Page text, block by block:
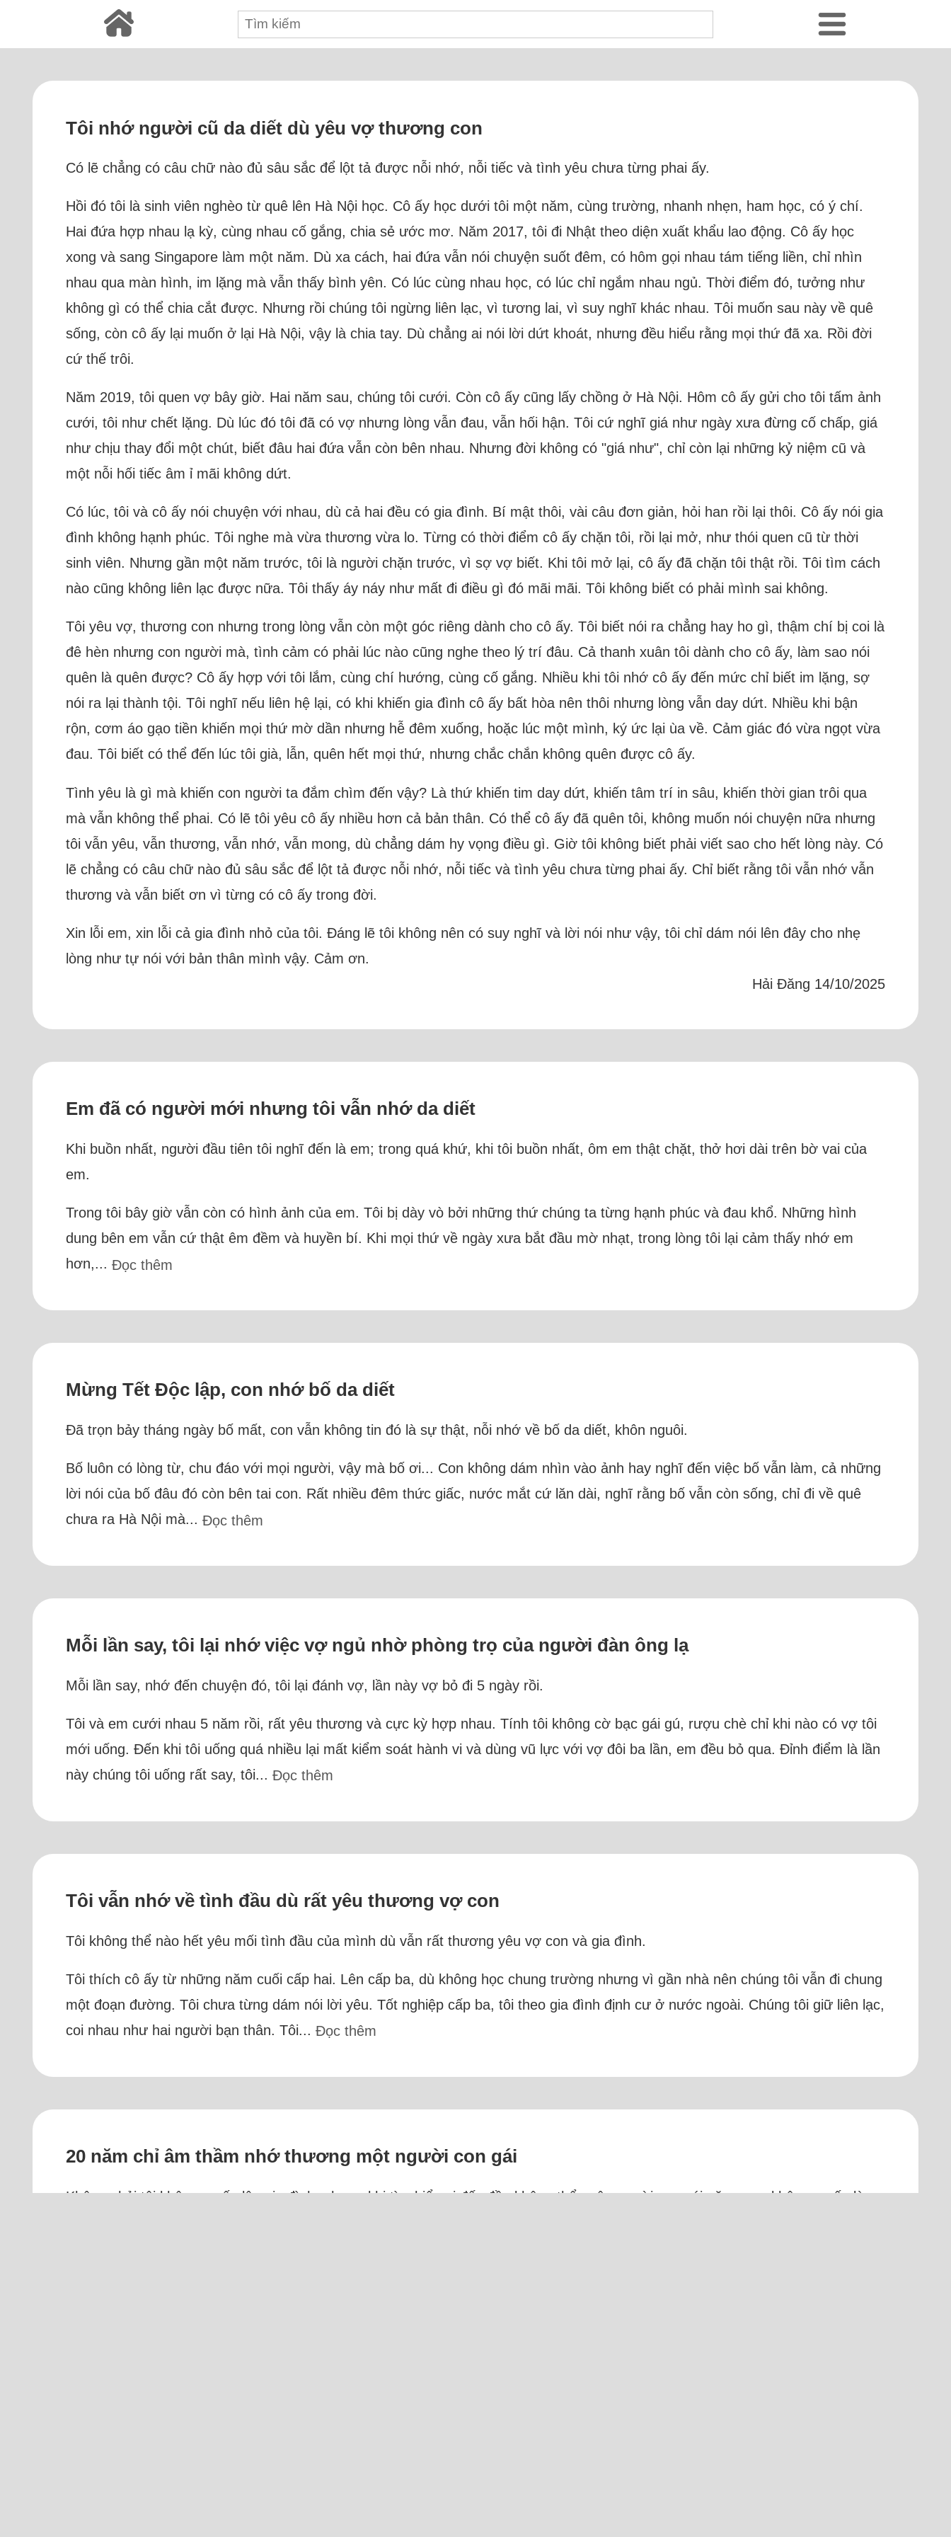
Tôi nhớ người cũ da diết dù yêu vợ thương con
Có lẽ chẳng có câu chữ nào đủ sâu sắc để lột tả được nỗi nhớ, nỗi tiếc và tình yêu chưa từng phai ấy.
Hồi đó tôi là sinh viên nghèo từ quê lên Hà Nội học. Cô ấy học dưới tôi một năm, cùng trường, nhanh nhẹn, ham học, có ý chí.
Hai đứa hợp nhau lạ kỳ, cùng nhau cố gắng, chia sẻ ước mơ. Năm 2017, tôi đi Nhật theo diện xuất khẩu lao động. Cô ấy học
xong và sang Singapore làm một năm. Dù xa cách, hai đứa vẫn nói chuyện suốt đêm, có hôm gọi nhau tám tiếng liền, chỉ nhìn
nhau qua màn hình, im lặng mà vẫn thấy bình yên. Có lúc cùng nhau học, có lúc chỉ ngắm nhau ngủ. Thời điểm đó, tưởng như
không gì có thể chia cắt được. Nhưng rồi chúng tôi ngừng liên lạc, vì tương lai, vì suy nghĩ khác nhau. Tôi muốn sau này về quê
sống, còn cô ấy lại muốn ở lại Hà Nội, vậy là chia tay. Dù chẳng ai nói lời dứt khoát, nhưng đều hiểu rằng mọi thứ đã xa. Rồi đời
cứ thế trôi.
Năm 2019, tôi quen vợ bây giờ. Hai năm sau, chúng tôi cưới. Còn cô ấy cũng lấy chồng ở Hà Nội. Hôm cô ấy gửi cho tôi tấm ảnh
cưới, tôi như chết lặng. Dù lúc đó tôi đã có vợ nhưng lòng vẫn đau, vẫn hối hận. Tôi cứ nghĩ giá như ngày xưa đừng cố chấp, giá
như chịu thay đổi một chút, biết đâu hai đứa vẫn còn bên nhau. Nhưng đời không có "giá như", chỉ còn lại những kỷ niệm cũ và
một nỗi hối tiếc âm ỉ mãi không dứt.
Có lúc, tôi và cô ấy nói chuyện với nhau, dù cả hai đều có gia đình. Bí mật thôi, vài câu đơn giản, hỏi han rồi lại thôi. Cô ấy nói gia
đình không hạnh phúc. Tôi nghe mà vừa thương vừa lo. Từng có thời điểm cô ấy chặn tôi, rồi lại mở, như thói quen cũ từ thời
sinh viên. Nhưng gần một năm trước, tôi là người chặn trước, vì sợ vợ biết. Khi tôi mở lại, cô ấy đã chặn tôi thật rồi. Tôi tìm cách
nào cũng không liên lạc được nữa. Tôi thấy áy náy như mất đi điều gì đó mãi mãi. Tôi không biết có phải mình sai không.
Tôi yêu vợ, thương con nhưng trong lòng vẫn còn một góc riêng dành cho cô ấy. Tôi biết nói ra chẳng hay ho gì, thậm chí bị coi là
đê hèn nhưng con người mà, tình cảm có phải lúc nào cũng nghe theo lý trí đâu. Cả thanh xuân tôi dành cho cô ấy, làm sao nói
quên là quên được? Cô ấy hợp với tôi lắm, cùng chí hướng, cùng cố gắng. Nhiều khi tôi nhớ cô ấy đến mức chỉ biết im lặng, sợ
nói ra lại thành tội. Tôi nghĩ nếu liên hệ lại, có khi khiến gia đình cô ấy bất hòa nên thôi nhưng lòng vẫn day dứt. Nhiều khi bận
rộn, cơm áo gạo tiền khiến mọi thứ mờ dần nhưng hễ đêm xuống, hoặc lúc một mình, ký ức lại ùa về. Cảm giác đó vừa ngọt vừa
đau. Tôi biết có thể đến lúc tôi già, lẫn, quên hết mọi thứ, nhưng chắc chắn không quên được cô ấy.
Tình yêu là gì mà khiến con người ta đắm chìm đến vậy? Là thứ khiến tim day dứt, khiến tâm trí in sâu, khiến thời gian trôi qua
mà vẫn không thể phai. Có lẽ tôi yêu cô ấy nhiều hơn cả bản thân. Có thể cô ấy đã quên tôi, không muốn nói chuyện nữa nhưng
tôi vẫn yêu, vẫn thương, vẫn nhớ, vẫn mong, dù chẳng dám hy vọng điều gì. Giờ tôi không biết phải viết sao cho hết lòng này. Có
lẽ chẳng có câu chữ nào đủ sâu sắc để lột tả được nỗi nhớ, nỗi tiếc và tình yêu chưa từng phai ấy. Chỉ biết rằng tôi vẫn nhớ vẫn
thương và vẫn biết ơn vì từng có cô ấy trong đời.
Xin lỗi em, xin lỗi cả gia đình nhỏ của tôi. Đáng lẽ tôi không nên có suy nghĩ và lời nói như vậy, tôi chỉ dám nói lên đây cho nhẹ
lòng như tự nói với bản thân mình vậy. Cảm ơn.
Hải Đăng 14/10/2025
Em đã có người mới nhưng tôi vẫn nhớ da diết
Khi buồn nhất, người đầu tiên tôi nghĩ đến là em; trong quá khứ, khi tôi buồn nhất, ôm em thật chặt, thở hơi dài trên bờ vai của
em.
Trong tôi bây giờ vẫn còn có hình ảnh của em. Tôi bị dày vò bởi những thứ chúng ta từng hạnh phúc và đau khổ. Những hình
dung bên em vẫn cứ thật êm đềm và huyền bí. Khi mọi thứ về ngày xưa bắt đầu mờ nhạt, trong lòng tôi lại cảm thấy nhớ em
hơn,... Đọc thêm
Mừng Tết Độc lập, con nhớ bố da diết
Đã trọn bảy tháng ngày bố mất, con vẫn không tin đó là sự thật, nỗi nhớ về bố da diết, khôn nguôi.
Bố luôn có lòng từ, chu đáo với mọi người, vậy mà bố ơi... Con không dám nhìn vào ảnh hay nghĩ đến việc bố vẫn làm, cả những
lời nói của bố đâu đó còn bên tai con. Rất nhiều đêm thức giấc, nước mắt cứ lăn dài, nghĩ rằng bố vẫn còn sống, chỉ đi về quê
chưa ra Hà Nội mà... Đọc thêm
Mỗi lần say, tôi lại nhớ việc vợ ngủ nhờ phòng trọ của người đàn ông lạ
Mỗi lần say, nhớ đến chuyện đó, tôi lại đánh vợ, lần này vợ bỏ đi 5 ngày rồi.
Tôi và em cưới nhau 5 năm rồi, rất yêu thương và cực kỳ hợp nhau. Tính tôi không cờ bạc gái gú, rượu chè chỉ khi nào có vợ tôi
mới uống. Đến khi tôi uống quá nhiều lại mất kiểm soát hành vi và dùng vũ lực với vợ đôi ba lần, em đều bỏ qua. Đỉnh điểm là lần
này chúng tôi uống rất say, tôi... Đọc thêm
Tôi vẫn nhớ về tình đầu dù rất yêu thương vợ con
Tôi không thể nào hết yêu mối tình đầu của mình dù vẫn rất thương yêu vợ con và gia đình.
Tôi thích cô ấy từ những năm cuối cấp hai. Lên cấp ba, dù không học chung trường nhưng vì gần nhà nên chúng tôi vẫn đi chung
một đoạn đường. Tôi chưa từng dám nói lời yêu. Tốt nghiệp cấp ba, tôi theo gia đình định cư ở nước ngoài. Chúng tôi giữ liên lạc,
coi nhau như hai người bạn thân. Tôi... Đọc thêm
20 năm chỉ âm thầm nhớ thương một người con gái
Không phải tôi không muốn lập gia đình, nhưng khi tìm hiểu ai đấy đều không thể quên người con gái năm xưa, không muốn làm